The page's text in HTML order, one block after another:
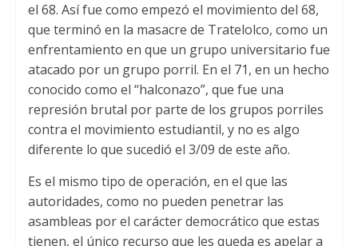
el 68. Así fue como empezó el movimiento del 68,
que terminó en la masacre de Tratelolco, como un
enfrentamiento en que un grupo universitario fue
atacado por un grupo porril. En el 71, en un hecho
conocido como el “halconazo”, que fue una
represión brutal por parte de los grupos porriles
contra el movimiento estudiantil, y no es algo
diferente lo que sucedió el 3/09 de este año.
Es el mismo tipo de operación, en el que las
autoridades, como no pueden penetrar las
asambleas por el carácter democrático que estas
tienen, el único recurso que les queda es apelar a